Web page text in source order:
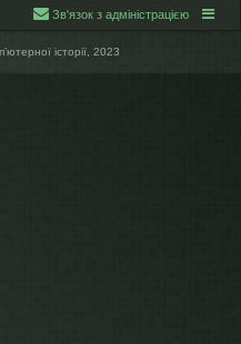
Зв'язок з адміністрацією
історії, 2023